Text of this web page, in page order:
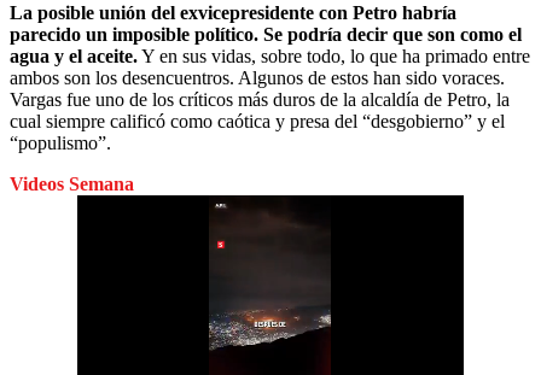
La posible unión del exvicepresidente con Petro habría
parecido un imposible político. Se podría decir que son como el
agua y el aceite.Y en sus vidas, sobre todo, lo que ha primado entre
ambos son los desencuentros. Algunos de estos han sido voraces.
Vargas fue uno de los críticos más duros de la alcaldía de Petro, la
cual siempre calificó como caótica y presa del “desgobierno” y el
“populismo”.
Videos Semana